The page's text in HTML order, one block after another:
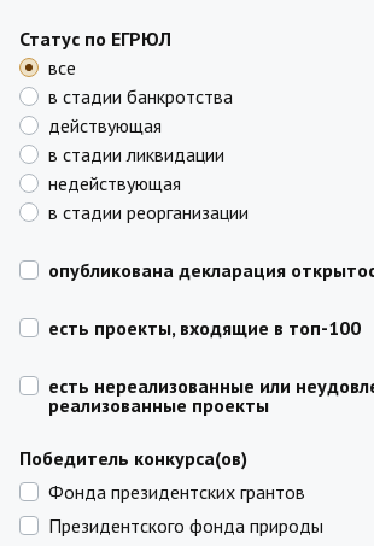
Статус по ЕГРЮЛ
все
в стадии банкротства
действующая
в стадии ликвидации
недействующая
в стадии реорганизации
опубликована декларация
есть проекты, входящие в топ-100
есть нереализованные или
реализованные проекты
Победитель конкурса(ов)
Фонда президентских грантов
Президентского фонда природы